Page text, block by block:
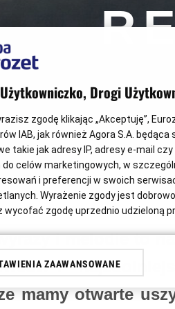
i melodie to
i
mamy otwarte
Drogi
zgodę klikając „Akceptuję”,
IAB, jak również Agora S.A.
takie jak adresy IP, adresy e-mail
do celów marketingowych, w
i preferencji w swoich
Wyrażenie zgody jest
wycofać zgodę uprzednio udzieloną
przetwarzanie danych nie
spółki powiązanej – Agora S.A. – lub
do „Ustawień
ZAAWANSOWANE